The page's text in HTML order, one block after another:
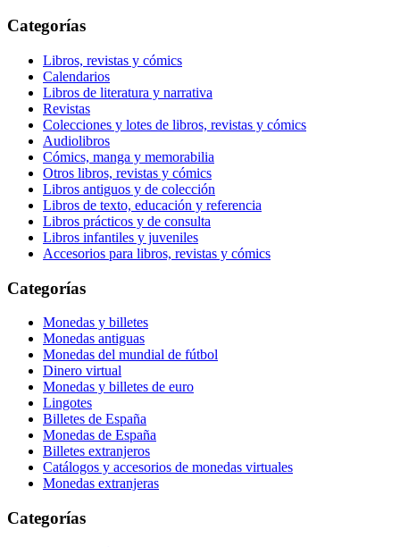
Categorías
Libros, revistas y cómics
Calendarios
Libros de literatura y narrativa
Revistas
Colecciones y lotes de libros, revistas y cómics
Audiolibros
Cómics, manga y memorabilia
Otros libros, revistas y cómics
Libros antiguos y de colección
Libros de texto, educación y referencia
Libros prácticos y de consulta
Libros infantiles y juveniles
Accesorios para libros, revistas y cómics
Categorías
Monedas y billetes
Monedas antiguas
Monedas del mundial de fútbol
Dinero virtual
Monedas y billetes de euro
Lingotes
Billetes de España
Monedas de España
Billetes extranjeros
Catálogos y accesorios de monedas virtuales
Monedas extranjeras
Categorías